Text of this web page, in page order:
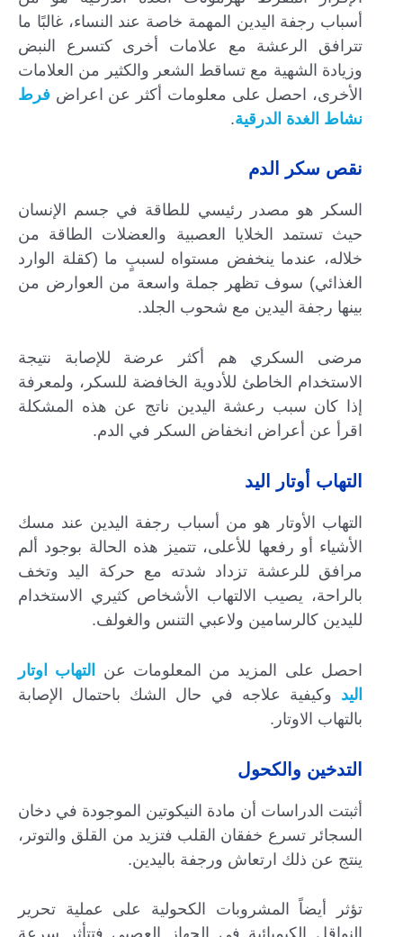
أسباب رجفة اليدين المهمة خاصة عند النساء، غالبًا ما
تترافق الرعشة مع علامات أخرى كتسرع النبض
وزيادة الشهية مع تساقط الشعر والكثير من العلامات
الأخرى، احصل على معلومات أكثر عن اعراض فرط
نشاط الغدة الدرقية.
نقص سكر الدم
السكر هو مصدر رئيسي للطاقة في جسم الإنسان
حيث تستمد الخلايا العصبية والعضلات الطاقة من
خلاله، عندما ينخفض مستواه لسببٍ ما (كقلة الوارد
الغذائي) سوف تظهر جملة واسعة من العوارض من
بينها رجفة اليدين مع شحوب الجلد.
مرضى السكري هم أكثر عرضة للإصابة نتيجة
الاستخدام الخاطئ للأدوية الخافضة للسكر، ولمعرفة
إذا كان سبب رعشة اليدين ناتج عن هذه المشكلة
اقرأ عن أعراض انخفاض السكر في الدم.
التهاب أوتار اليد
التهاب الأوتار هو من أسباب رجفة اليدين عند مسك
الأشياء أو رفعها للأعلى، تتميز هذه الحالة بوجود ألم
مرافق للرعشة تزداد شدته مع حركة اليد وتخف
بالراحة، يصيب الالتهاب الأشخاص كثيري الاستخدام
لليدين كالرسامين ولاعبي التنس والغولف.
احصل على المزيد من المعلومات عن التهاب اوتار
اليد وكيفية علاجه في حال الشك باحتمال الإصابة
بالتهاب الاوتار.
التدخين والكحول
أثبتت الدراسات أن مادة النيكوتين الموجودة في دخان
السجائر تسرع خفقان القلب فتزيد من القلق والتوتر،
ينتج عن ذلك ارتعاش ورجفة باليدين.
تؤثر أيضاً المشروبات الكحولية على عملية تحرير